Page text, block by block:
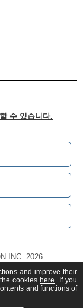
수 있습니다.
INC. 2026
and improve their
cookies here. If you
and functions of